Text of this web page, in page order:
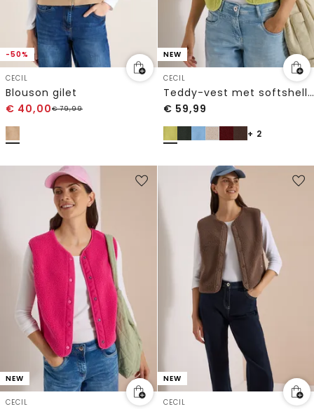
-50%
CECIL
Blouson gilet
€ 40,00€79,99
NEW
CECIL
Teddy-vest met softshell-details
€ 59,99
+ 2
NEW
CECIL
NEW
CECIL